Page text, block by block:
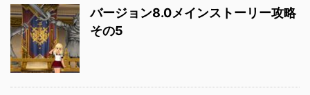
バージョン8.0メインストーリー攻略
その5